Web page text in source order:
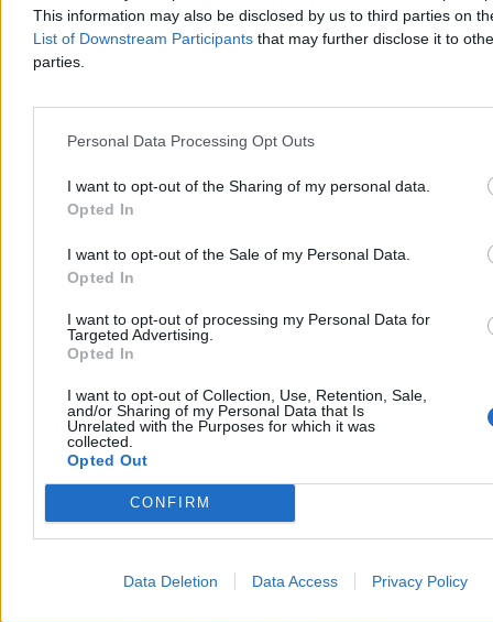
This information may also be disclosed by us to third parties on
List of Downstream Participants that may further disclose it to
parties.
Personal Data Processing Opt Outs
I want to opt-out of the Sharing of my personal data.
Opted In
I want to opt-out of the Sale of my Personal Data.
Opted In
I want to opt-out of processing my Personal Data for
Targeted Advertising.
Opted In
I want to opt-out of Collection, Use, Retention, Sale,
and/or Sharing of my Personal Data that Is
Unrelated with the Purposes for which it was
collected.
Opted Out
CONFIRM
Data Deletion Data Access Privacy Policy
zaklasyfikowany jako potencjalnie niebezpieczny.
Wczoraj 07:41
Reklama
Nauka